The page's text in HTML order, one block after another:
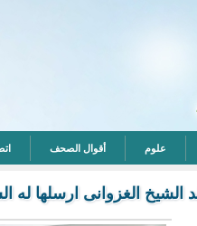
علوم أقوال الصحف
الغزوانى ارسلها له